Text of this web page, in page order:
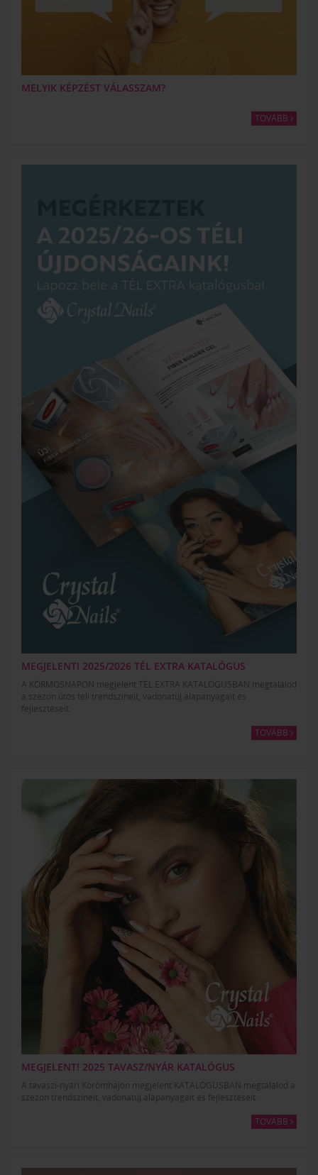
MELYIK KÉPZÉST VÁLASSZAM?
TOVÁBB
MEGJELENT! 2025/2026 TÉL EXTRA KATALÓGUS
A KÖRMÖSNAPON megjelent TÉL EXTRA KATALÓGUSBAN megtalálod
a szezon ütős téli trendszíneit, vadonatúj alapanyagait és
fejlesztéseit.
TOVÁBB
MEGJELENT! 2025 TAVASZ/NYÁR KATALÓGUS
A tavaszi-nyári Körömhajón megjelent KATALÓGUSBAN megtalálod a
szezon trendszíneit, vadonatúj alapanyagait és fejlesztéseit.
TOVÁBB